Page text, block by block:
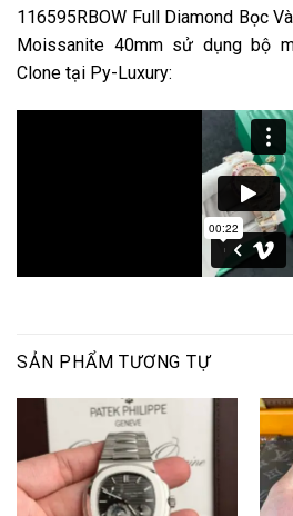
116595RBOW Full Diamond Bọc
Moissanite 40mm sử dụng bộ
Clone tại Py-Luxury:
SẢN PHẨM TƯƠNG TỰ